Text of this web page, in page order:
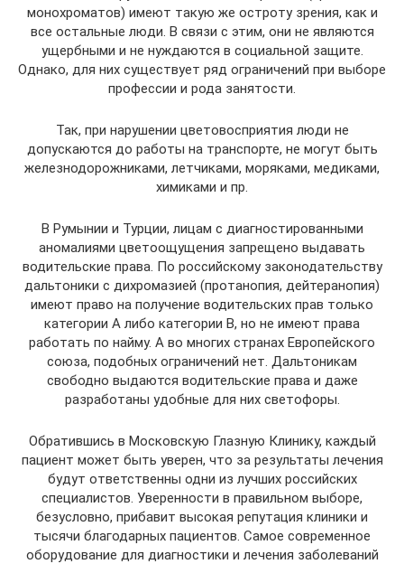
монохроматов) имеют такую же остроту зрения, как и
все остальные люди. В связи с этим, они не являются
ущербными и не нуждаются в социальной защите.
Однако, для них существует ряд ограничений при выборе
профессии и рода занятости.
Так, при нарушении цветовосприятия люди не
допускаются до работы на транспорте, не могут быть
железнодорожниками, летчиками, моряками, медиками,
химиками и пр.
В Румынии и Турции, лицам с диагностированными
аномалиями цветоощущения запрещено выдавать
водительские права. По российскому законодательству
дальтоники с дихромазией (протанопия, дейтеранопия)
имеют право на получение водительских прав только
категории A либо категории B, но не имеют права
работать по найму. А во многих странах Европейского
союза, подобных ограничений нет. Дальтоникам
свободно выдаются водительские права и даже
разработаны удобные для них светофоры.
Обратившись в Московскую Глазную Клинику, каждый
пациент может быть уверен, что за результаты лечения
будут ответственны одни из лучших российских
специалистов. Уверенности в правильном выборе,
безусловно, прибавит высокая репутация клиники и
тысячи благодарных пациентов. Самое современное
оборудование для диагностики и лечения заболеваний